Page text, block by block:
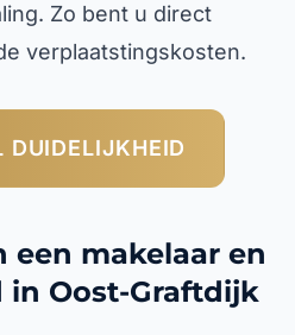
Zo bent u direct
verplaatstingskosten.
DUIDELIJKHEID
een makelaar en
in Oost-Graftdijk